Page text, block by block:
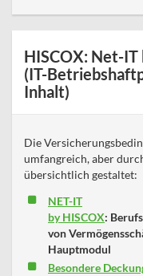
HISCOX: Net-IT
(IT-
Inhalt)
Die
umfangreich, aber
übersichtlich gestaltet:
NET-IT
by HISCOX:
von
Hauptmodul
Besondere